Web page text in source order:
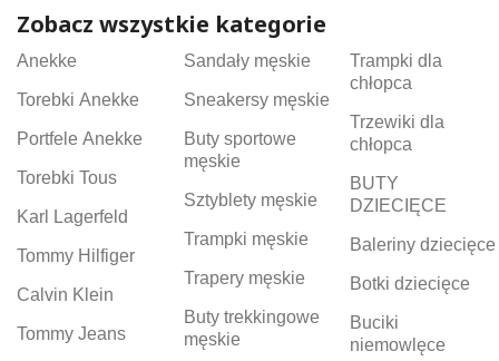
Zobacz wszystkie kategorie
Anekke
Torebki Anekke
Portfele Anekke
Torebki Tous
Karl Lagerfeld
Tommy Hilfiger
Calvin Klein
Tommy Jeans
Sandały męskie
Sneakersy męskie
Buty sportowe
męskie
Sztyblety męskie
Trampki męskie
Trapery męskie
Buty trekkingowe
męskie
Trampki dla
chłopca
Trzewiki dla
chłopca
BUTY
DZIECIĘCE
Baleriny dziecięce
Botki dziecięce
Buciki
niemowlęce